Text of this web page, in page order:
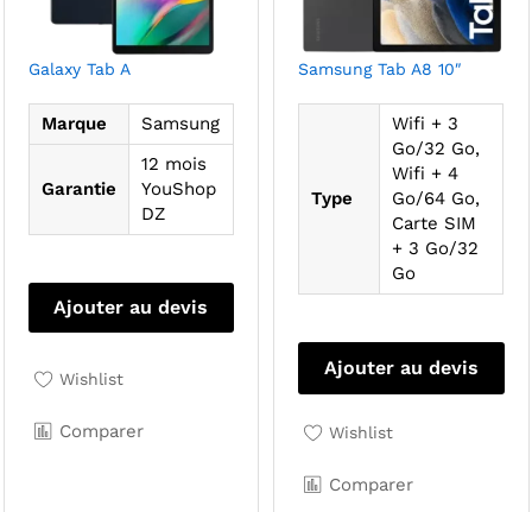
Galaxy Tab A
Marque Samsung
Garantie
12 mois
YouShop
DZ
Ajouter au devis
Wishlist
Comparer
Samsung Tab A8 10″
Type
Wifi + 3
Go/32 Go,
Wifi + 4
Go/64 Go,
Carte SIM
+ 3 Go/32
Go
Ajouter au devis
a
Wishlist
Comparer